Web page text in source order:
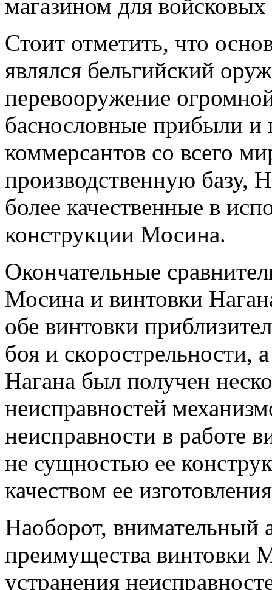
магазином для
Стоит отметить, что
являлся бельгийский
перевооружение
баснословные прибыли и
коммерсантов со всего
производственную базу,
более качественные в
конструкции Мосина.
Окончательные
Мосина и винтовки
обе винтовки
боя и скорострельности,
Нагана был получен
неисправностей
неисправности в работе
не сущностью ее
качеством ее
Наоборот, внимательный
преимущества винтовки
устранения